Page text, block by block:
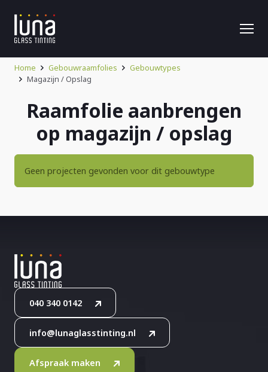
Home Gebouwraamfolies
Gebouwtypes
Magazijn / Opslag
Raamfolie aanbrengen
op magazijn / opslag
Geen projecten gevonden voor dit gebouwtype
040 340 0142
info@lunaglasstinting.nl
Afspraak maken